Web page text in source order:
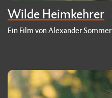
Wilde Heimkehrer
Ein Film von Alexander Sommer